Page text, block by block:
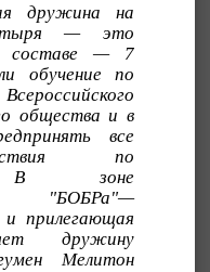
дружина на
— это
составе — 7
обучение по
общества и в
все
по
В зоне
"БОБРа"—
прилегающая
дружину
Мелитон